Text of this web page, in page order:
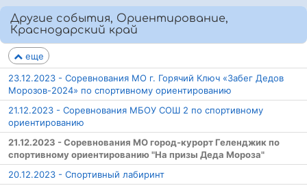
Другие события, Ориентирование,
Краснодарский край
еще
23.12.2023 - Соревнования МО г. Горячий Ключ «Забег Дедов
Морозов-2024» по спортивному ориентированию
21.12.2023 - Соревнования МБОУ СОШ 2 по спортивному
ориентированию
21.12.2023 - Соревнования МО город-курорт Геленджик по
спортивному ориентированию "На призы Деда Мороза"
20.12.2023 - Спортивный лабиринт